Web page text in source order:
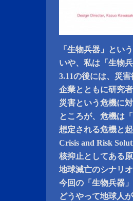
「生物兵器」とい
いや、私は「生物
3.11の後には、災
企業とともに研究
災害という危機に
ところが、危機は
想定される危機と
Crisis and Risk
核抑止としてある
地球滅亡のシナリ
今回の「生物兵器
どうやって地球人